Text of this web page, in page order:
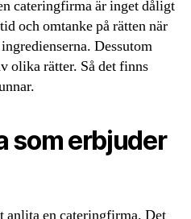
cateringfirma är inget dåligt
och omtanke på rätten när
Dessutom
olika rätter. Så det finns
som erbjuder